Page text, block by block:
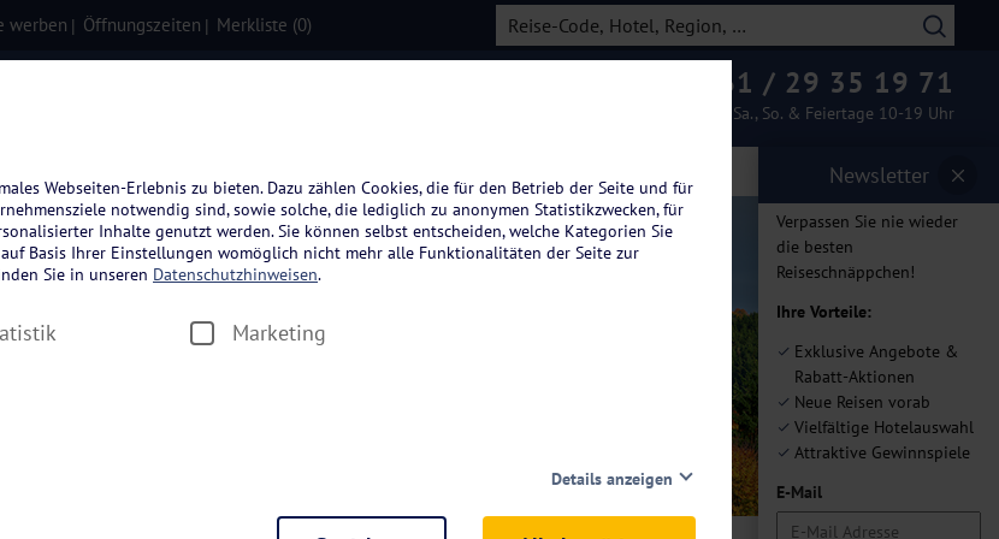
werben Öffnungszeiten Merkliste (0)
0261 / 29 35 19 71
Mo.-Fr. 08-19 Uhr / Sa., So. & Feiertage 10-19 Uhr
Newsletter
Verpassen Sie nie wieder
die besten
Reiseschnäppchen!
Ihre Vorteile:
Exklusive Angebote &
Rabatt-Aktionen
Neue Reisen vorab
Vielfältige Hotelauswahl
Attraktive Gewinnspiele
E-Mail
in der Eifel
Webseiten-Erlebnis zu bieten. Dazu zählen Cookies, die für den Betrieb der Seite und für
notwendig sind, sowie solche, die lediglich zu anonymen Statistikzwecken, für
Inhalte genutzt werden. Sie können selbst entscheiden, welche Kategorien Sie
auf Basis Ihrer Einstellungen womöglich nicht mehr alle Funktionalitäten der Seite zur
Sie in unseren Datenschutzhinweisen.
Marketing
Details anzeigen